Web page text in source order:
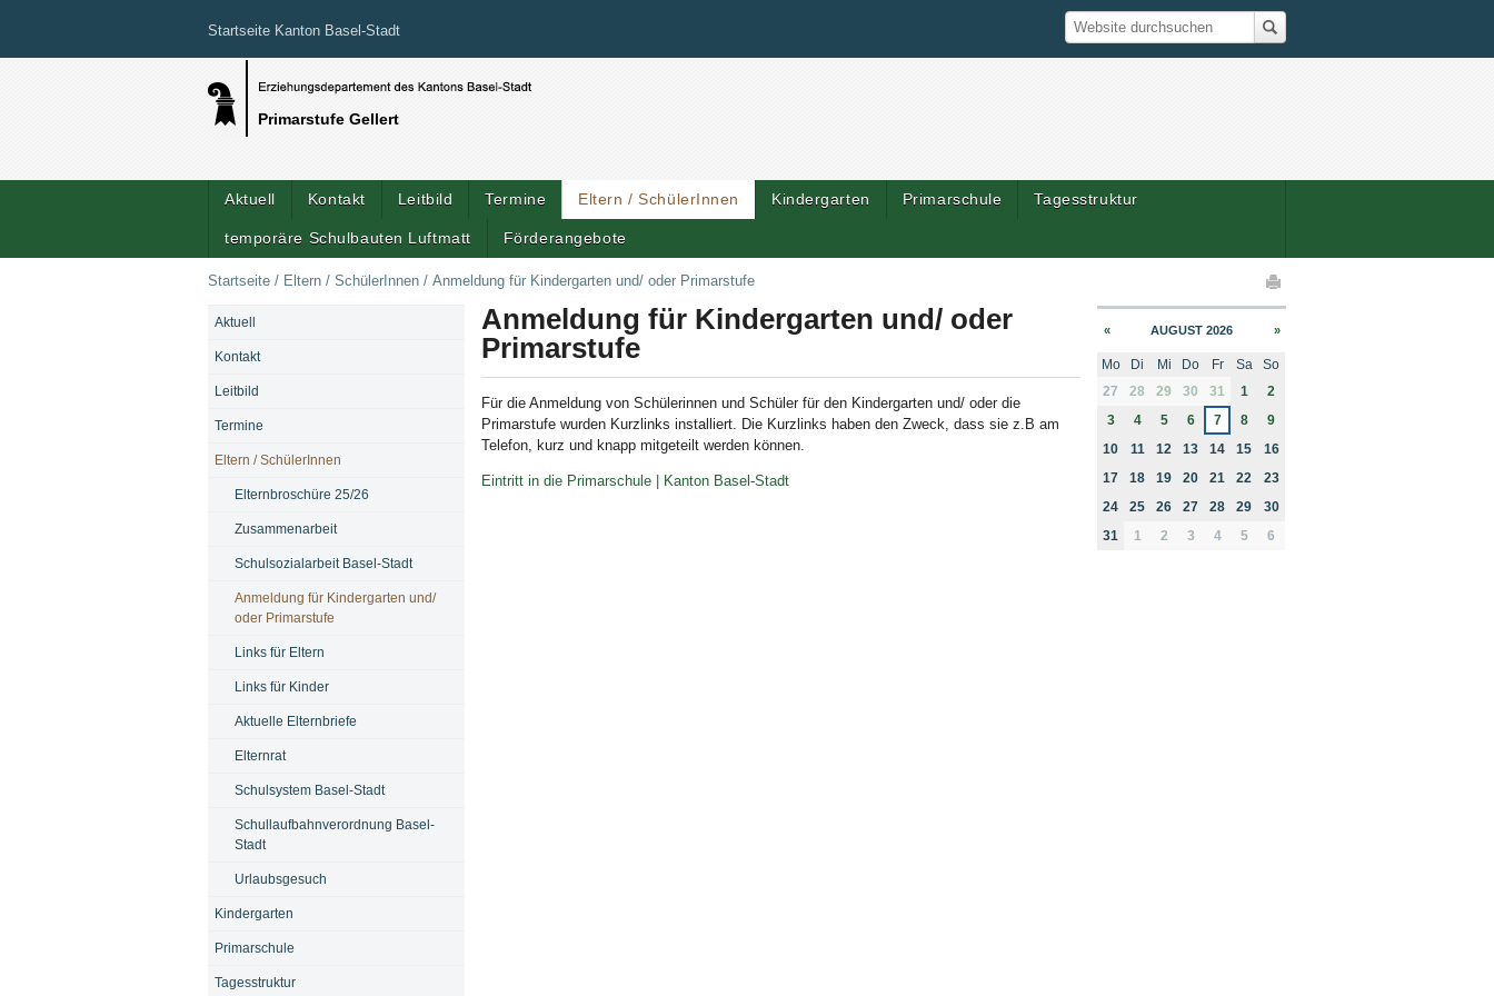
Startseite Kanton Basel-Stadt
Primarstufe Gellert
Suche
Website durchsuchen
Aktuell Kontakt Leitbild Termine Eltern / SchülerInnen Kindergarten Primarschule Tagesstruktur
temporäre Schulbauten Luftmatt Förderangebote
Startseite / Eltern / SchülerInnen / Anmeldung für Kindergarten und/ oder Primarstufe
Anmeldung für Kindergarten und/ oder
Primarstufe
Für die Anmeldung von Schülerinnen und Schüler für den Kindergarten und/ oder die
Primarstufe wurden Kurzlinks installiert. Die Kurzlinks haben den Zweck, dass sie z.B am
Telefon, kurz und knapp mitgeteilt werden können.
Eintritt in die Primarschule | Kanton Basel-Stadt
NAVIGATION
Aktuell
Kontakt
Leitbild
Termine
Eltern / SchülerInnen
Elternbroschüre 25/26
Zusammenarbeit
Schulsozialarbeit Basel-Stadt
Anmeldung für Kindergarten und/
oder Primarstufe
Links für Eltern
Links für Kinder
Aktuelle Elternbriefe
Elternrat
Schulsystem Basel-Stadt
Schullaufbahnverordnung Basel-
Stadt
Urlaubsgesuch
Kindergarten
Primarschule
Tagesstruktur
« AUGUST 2026 »
month-8
Mo Di Mi Do Fr Sa
So
27
28 29 30 31 1
2
3
4 5 6 7 8
9
10
11 12 13 14 15
16
17
18 19 20 21 22
23
24
25 26 27 28 29
30
31
1 2 3 4 5 6